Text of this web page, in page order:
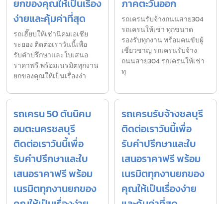
ยกของคุณให้เป็นเรื่อง
ง่ายและคุ้มค่าที่สุด
รถเฮี๊ยบให้เช่านิคมเอเชีย
ระยอง ติดต่อเราวันนี้เพื่อ
รับคำปรึกษาและใบเสนอ
ราคาฟรี พร้อมเนรมิตทุกงาน
ยกของคุณให้เป็นเรื่องง่า
ภาคตะวันออก
รถเครนรับจ้างถนนสาย304
รถเครนให้เช่า ทุกขนาด
รองรับทุกงาน พร้อมคนขับผู้
เชี่ยวชาญ รถเครนรับจ้าง
ถนนสาย304 รถเครนให้เช่า
ทุ
รถเครน 50 ตันนิคม
อมตะนครชลบุรี
ติดต่อเราวันนี้เพื่อ
รับคำปรึกษาและใบ
เสนอราคาฟรี พร้อม
เนรมิตทุกงานยกของ
รถเครนรับจ้างชลบุรี
ติดต่อเราวันนี้เพื่อ
รับคำปรึกษาและใบ
เสนอราคาฟรี พร้อม
เนรมิตทุกงานยกของ
คุณให้เป็นเรื่องง่าย